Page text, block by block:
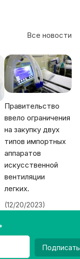
Все новости
Правительство
ввело ограничения
на закупку двух
типов импортных
аппаратов
искусственной
вентиляции
легких.
(12/20/2023)